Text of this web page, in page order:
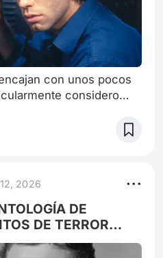
con unos pocos
considero
uno ni de dos géneros
son
que no actúan
y se camuflan como el
2026
DE
DE TERROR